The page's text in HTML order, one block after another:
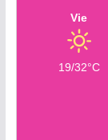
Vie
19/32°C